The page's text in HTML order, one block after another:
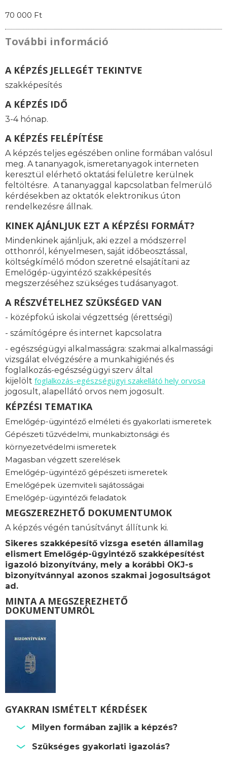
70 000 Ft
További információ
A KÉPZÉS JELLEGÉT TEKINTVE
szakképesítés
A KÉPZÉS IDŐ
3-4 hónap.
A KÉPZÉS FELÉPÍTÉSE
A képzés teljes egészében online formában valósul
meg. A tananyagok, ismeretanyagok interneten
keresztül elérhető oktatási felületre kerülnek
feltöltésre. A tananyaggal kapcsolatban felmerülő
kérdésekben az oktatók elektronikus úton
rendelkezésre állnak.
KINEK AJÁNLJUK EZT A KÉPZÉSI FORMÁT?
Mindenkinek ajánljuk, aki ezzel a módszerrel
otthonról, kényelmesen, saját időbeosztással,
költségkímélő módon szeretné elsajátítani az
Emelőgép-ügyintéző szakképesítés
megszerzéséhez szükséges tudásanyagot.
A RÉSZVÉTELHEZ SZÜKSÉGED VAN
- középfokú iskolai végzettség (érettségi)
- számítógépre és internet kapcsolatra
- egészségügyi alkalmasságra: szakmai alkalmassági
vizsgálat elvégzésére a munkahigiénés és
foglalkozás-egészségügyi szerv által
kijelölt foglalkozás-egészségügyi szakellátó hely orvosa
jogosult, alapellátó orvos nem jogosult.
KÉPZÉSI TEMATIKA
Emelőgép-ügyintéző elméleti és gyakorlati ismeretek
Gépészeti tűzvédelmi, munkabiztonsági és
környezetvédelmi ismeretek
Magasban végzett szerelések
Emelőgép-ügyintéző gépészeti ismeretek
Emelőgépek üzemviteli sajátosságai
Emelőgép-ügyintézői feladatok
MEGSZEREZHETŐ DOKUMENTUMOK
A képzés végén tanúsítványt állítunk ki.
Sikeres szakképesítő vizsga esetén államilag
elismert Emelőgép-ügyintéző szakképesítést
igazoló bizonyítvány, mely a korábbi OKJ-s
bizonyítvánnyal azonos szakmai jogosultságot
ad.
MINTA A MEGSZEREZHETŐ
DOKUMENTUMRÓL
GYAKRAN ISMÉTELT KÉRDÉSEK
Milyen formában zajlik a képzés?
Szükséges gyakorlati igazolás?